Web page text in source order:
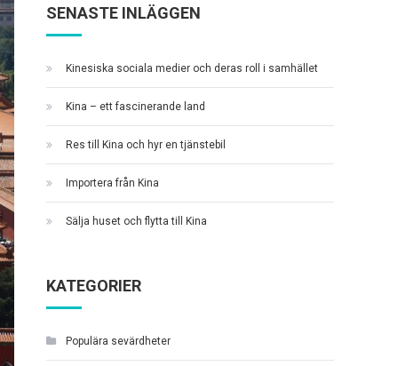
SENASTE INLÄGGEN
Kinesiska sociala medier och deras roll i samhället
Kina – ett fascinerande land
Res till Kina och hyr en tjänstebil
Importera från Kina
Sälja huset och flytta till Kina
KATEGORIER
Populära sevärdheter